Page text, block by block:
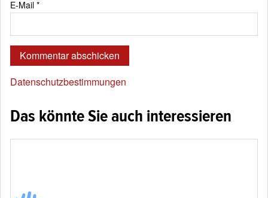
E-Mail *
Datenschutzbestimmungen
Das könnte Sie auch interessieren